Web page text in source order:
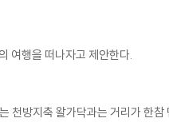
여행을 떠나자고 제안한다.
천방지축 왈가닥과는 거리가 한참